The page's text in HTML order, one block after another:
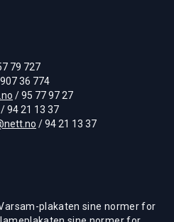
79 727
36 774
/ 95 77 97 27
/ 94 21 13 37
/ 94 21 13 37
plakaten sine normer for